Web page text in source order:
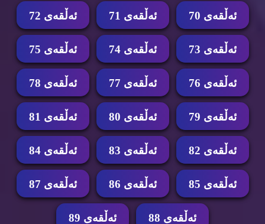
ئه‌ڵقه‌ی 70 ئه‌ڵقه‌ی 71 ئه‌ڵقه‌ی 72
ئه‌ڵقه‌ی 73 ئه‌ڵقه‌ی 74 ئه‌ڵقه‌ی 75
ئه‌ڵقه‌ی 76 ئه‌ڵقه‌ی 77 ئه‌ڵقه‌ی 78
ئه‌ڵقه‌ی 79 ئه‌ڵقه‌ی 80 ئه‌ڵقه‌ی 81
ئه‌ڵقه‌ی 82 ئه‌ڵقه‌ی 83 ئه‌ڵقه‌ی 84
ئه‌ڵقه‌ی 85 ئه‌ڵقه‌ی 86 ئه‌ڵقه‌ی 87
ئه‌ڵقه‌ی 88 ئه‌ڵقه‌ی 89